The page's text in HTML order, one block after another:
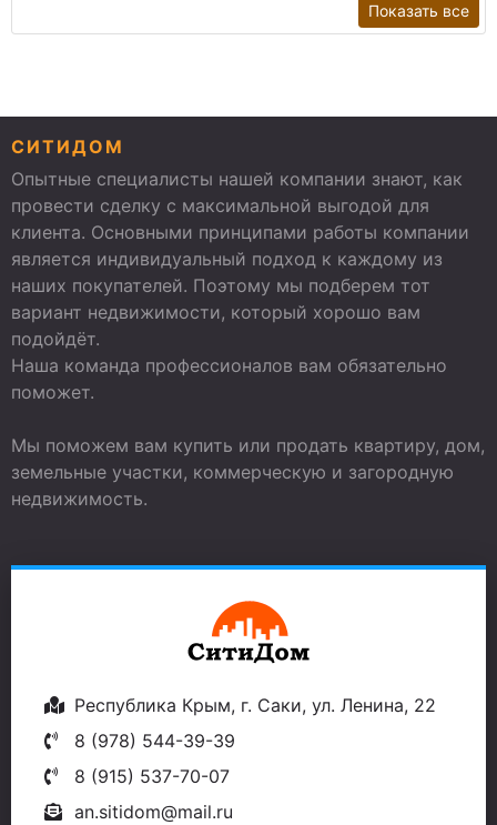
Показать все
СИТИДОМ
Опытные специалисты нашей компании знают, как
провести сделку с максимальной выгодой для
клиента. Основными принципами работы компании
является индивидуальный подход к каждому из
наших покупателей. Поэтому мы подберем тот
вариант недвижимости, который хорошо вам
подойдёт.
Наша команда профессионалов вам обязательно
поможет.
Мы поможем вам купить или продать квартиру, дом,
земельные участки, коммерческую и загородную
недвижимость.
Республика Крым, г. Саки, ул. Ленина, 22
8 (978) 544-39-39
8 (915) 537-70-07
an.sitidom@mail.ru